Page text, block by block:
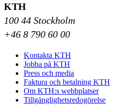
KTH
100 44 Stockholm
+46 8 790 60 00
Kontakta KTH
Jobba på KTH
Press och media
Faktura och betalning KTH
Om KTH:s webbplatser
Tillgänglighetsredogörelse